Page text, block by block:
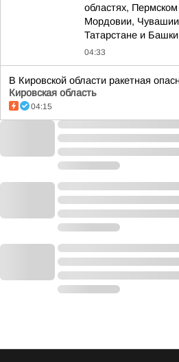
областях,
Мордовии,
Татарстане и
04:33
В Кировской области ракетная
Кировская область
04:15